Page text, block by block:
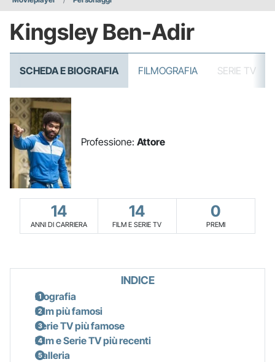
Kingsley Ben-Adir
SCHEDA E BIOGRAFIA FILMOGRAFIA SERIE TV
Professione: Attore
14
ANNI DI CARRIERA
14
FILM E SERIE TV
0
PREMI
INDICE
Biografia
Film più famosi
Serie TV più famose
Film e Serie TV più recenti
Galleria